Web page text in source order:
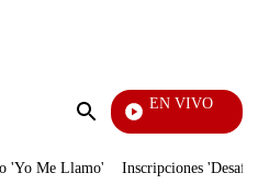
Enviar
EN VIVO
Vecinos
'Yo Me Llamo' Inscripciones